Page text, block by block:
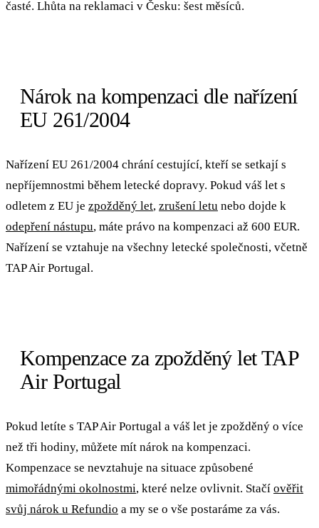
časté. Lhůta na reklamaci v Česku: šest měsíců.
Nárok na kompenzaci dle nařízení
EU 261/2004
Nařízení EU 261/2004 chrání cestující, kteří se setkají s
nepříjemnostmi během letecké dopravy. Pokud váš let s
odletem z EU je zpožděný let, zrušení letu nebo dojde k
odepření nástupu, máte právo na kompenzaci až 600 EUR.
Nařízení se vztahuje na všechny letecké společnosti, včetně
TAP Air Portugal.
Kompenzace za zpožděný let TAP
Air Portugal
Pokud letíte s TAP Air Portugal a váš let je zpožděný o více
než tři hodiny, můžete mít nárok na kompenzaci.
Kompenzace se nevztahuje na situace způsobené
mimořádnými okolnostmi, které nelze ovlivnit. Stačí ověřit
svůj nárok u Refundio a my se o vše postaráme za vás.